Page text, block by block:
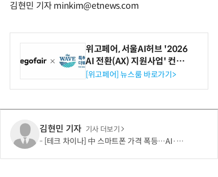
김현민 기자 minkim@etnews.com
위고페어, 서울AI허브 '2026
AI 전환(AX) 지원사업' 컨소
시엄 선정
[위고페어] 뉴스룸 바로가기>
김현민 기자 기사 더보기
[테크 차이나] 中 스마트폰 가격 폭등…AI·5G로 모바일 산업 패러다임 전환 모색